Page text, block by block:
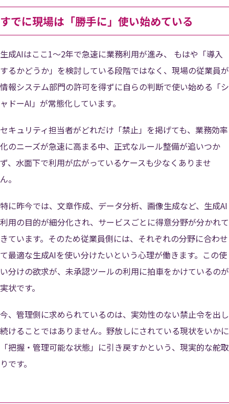
すでに現場は「勝手に」使い始めている
生成AIはここ1〜2年で急速に業務利用が進み、 もはや「導入
するかどうか」を検討している段階ではなく、現場の従業員が
情報システム部門の許可を得ずに自らの判断で使い始める「シ
ャドーAI」が常態化しています。
セキュリティ担当者がどれだけ「禁止」を掲げても、業務効率
化のニーズが急速に高まる中、正式なルール整備が追いつか
ず、水面下で利用が広がっているケースも少なくありませ
ん。
特に昨今では、文章作成、データ分析、画像生成など、生成AI
利用の目的が細分化され、サービスごとに得意分野が分かれて
きています。そのため従業員側には、それぞれの分野に合わせ
て最適な生成AIを使い分けたいという心理が働きます。この使
い分けの欲求が、未承認ツールの利用に拍車をかけているのが
実状です。
今、管理側に求められているのは、実効性のない禁止令を出し
続けることではありません。野放しにされている現状をいかに
「把握・管理可能な状態」に引き戻すかという、現実的な舵取
りです。